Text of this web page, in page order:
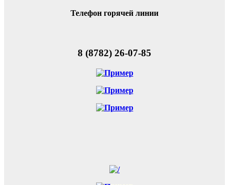
Телефон горячей линии
8 (8782) 26-07-85